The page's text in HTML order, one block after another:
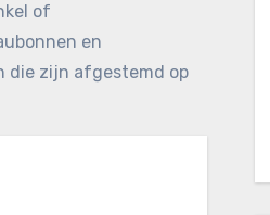
of
en
die zijn afgestemd op